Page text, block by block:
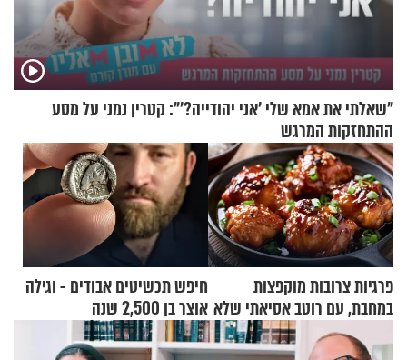
"שאלתי את אמא שלי 'אני יהודייה?'": קטרין נמני על מסע
ההתחזקות המרגש
פרגיות צרובות מוקפצות
במחבת, עם רוטב אסיאתי שלא
יישכח במהרה
חיפש תכשיטים אבודים - וגילה
אוצר בן 2,500 שנה